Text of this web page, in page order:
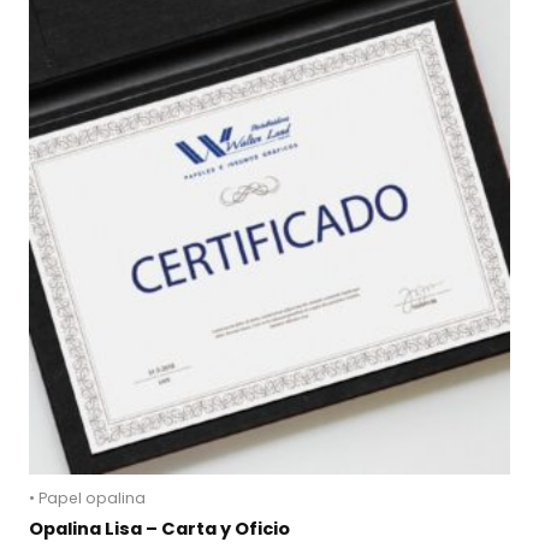
• Papel opalina
Opalina Lisa – Carta y Oficio